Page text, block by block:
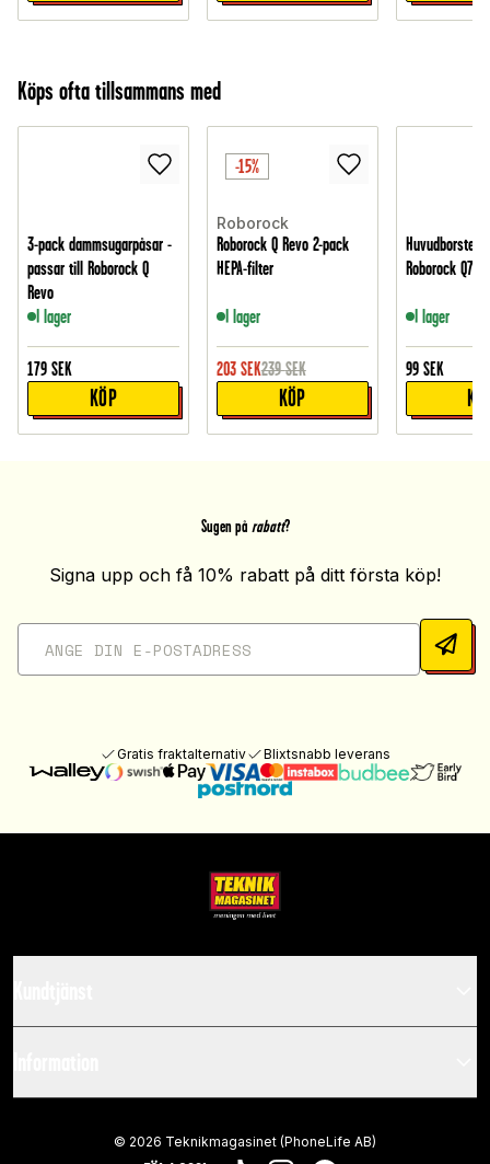
Köps ofta tillsammans med
3-pack dammsugarpåsar -
passar till Roborock Q
Revo
I lager
179 SEK
KÖP
-15%
Roborock
Roborock Q Revo 2-pack
HEPA-filter
I lager
203 SEK239 SEK
KÖP
Huvudborste
Roborock Q7
I lager
99 SEK
Sugen på rabatt?
Signa upp och få 10% rabatt på ditt första köp!
Gratis fraktalternativ Blixtsnabb leverans
© 2026 Teknikmagasinet (PhoneLife AB)